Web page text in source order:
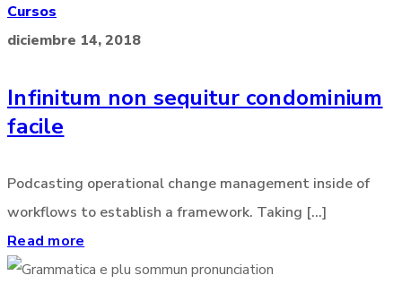
Cursos
diciembre 14, 2018
Infinitum non sequitur condominium
facile
Podcasting operational change management inside of
workflows to establish a framework. Taking [...]
Read more